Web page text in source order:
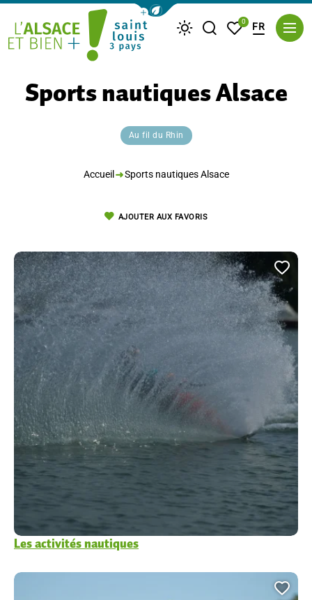
Afficher la barre de navigation du
MétéoJe recherche
Mes favoris
0 FR
Sports nautiques Alsace
Au fil du Rhin
Accueil Sports nautiques Alsace
AJOUTER AUX FAVORIS
Les activités nautiques